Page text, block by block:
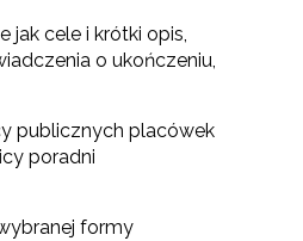
jak cele i krótki opis,
o ukończeniu,
publicznych placówek
poradni
formy